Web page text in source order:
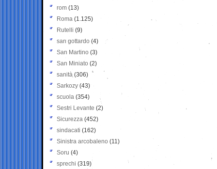
rom (13)
Roma (1.125)
Rutelli (9)
san gottardo (4)
San Martino (3)
San Miniato (2)
sanità (306)
Sarkozy (43)
scuola (354)
Sestri Levante (2)
Sicurezza (452)
sindacati (162)
Sinistra arcobaleno (11)
Soru (4)
sprechi (319)